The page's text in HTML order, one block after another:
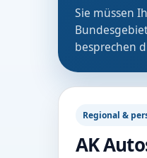
Sie müssen
besprechen
Regional &
AK